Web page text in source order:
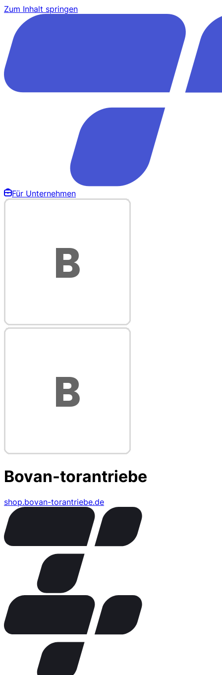
Zum Inhalt springen
Für Unternehmen
Bovan-torantriebe
shop.bovan-torantriebe.de